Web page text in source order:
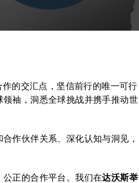
的交汇点，坚信前行的唯一可行
袖，洞悉全球挑战并携手推动世
作伙伴关系、深化认知与洞见，
正的合作平台。我们在达沃斯举